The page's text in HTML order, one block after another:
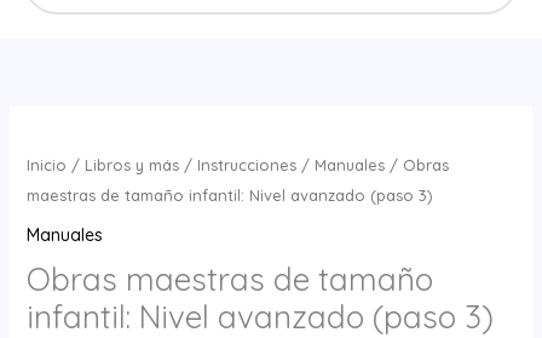
Inicio / Libros y más/ Instrucciones/ Manuales/ Obras
maestras de tamaño infantil: Nivel avanzado (paso 3)
Manuales
Obras maestras de tamaño
infantil: Nivel avanzado (paso 3)
maestras
de
Nivel
avanzado